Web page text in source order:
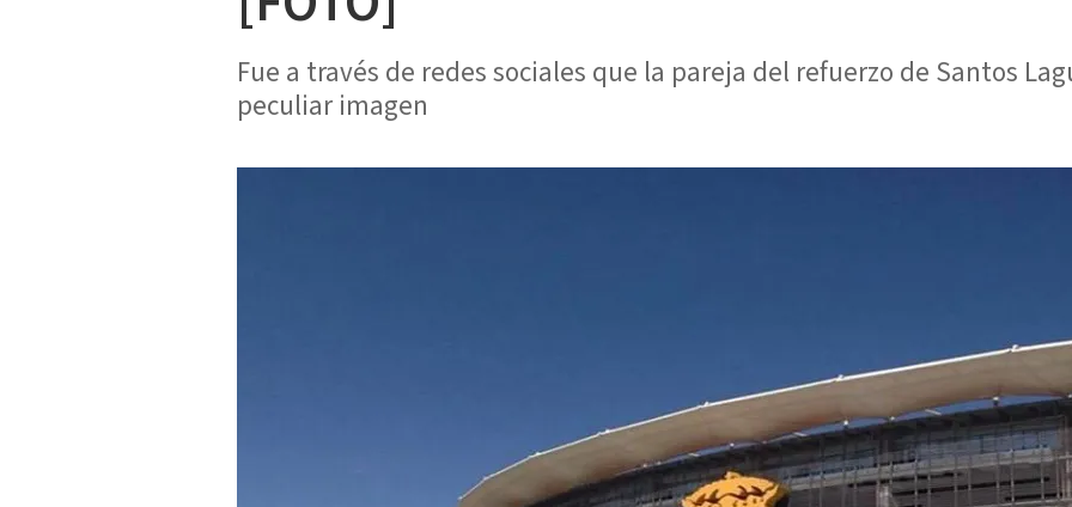
Fue a través de redes sociales que la pareja del refuerzo de Santos
peculiar imagen